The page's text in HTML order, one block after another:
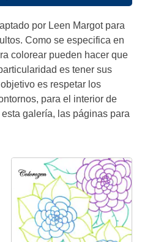
por Leen Margot para
Como se especifica en
colorear pueden hacer que
es tener sus
es respetar los
para el interior de
galería, las páginas para